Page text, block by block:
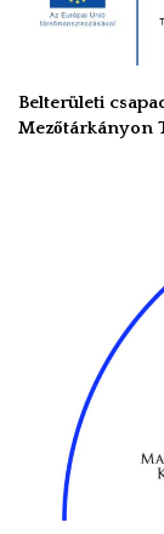
Belterületi
Mezőtárkányon